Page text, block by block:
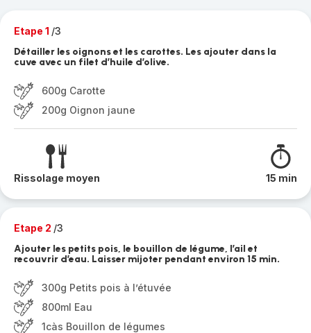
Etape 1 /3
Détailler les oignons et les carottes. Les ajouter dans la
cuve avec un filet d’huile d’olive.
600g Carotte
200g Oignon jaune
Rissolage moyen 15 min
Etape 2 /3
Ajouter les petits pois, le bouillon de légume, l’ail et
recouvrir d’eau. Laisser mijoter pendant environ 15 min.
300g Petits pois à l’étuvée
800ml Eau
1càs Bouillon de légumes